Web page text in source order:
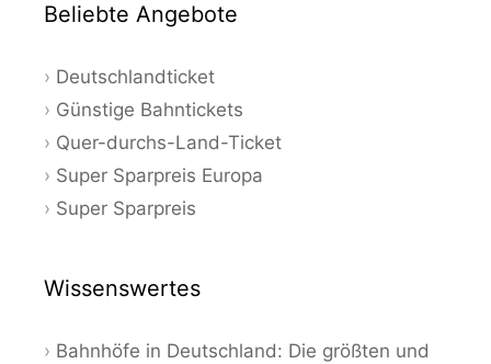
Beliebte Angebote
Deutschlandticket
Günstige Bahntickets
Quer-durchs-Land-Ticket
Super Sparpreis Europa
Super Sparpreis
Wissenswertes
Bahnhöfe in Deutschland: Die größten und